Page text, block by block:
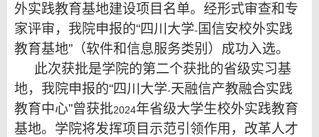
外实践教育基地建设项目名单。经形式审查和专
家评审，我院申报的“四川大学- 国信安校外实践
教育基地”（软件和信息服务类别）成功入选。
此次获批是学院的第二个获批的省级实习基
地，我院申报的“四川大学-天融信产教融合实践
教育中心”曾获批2024年省级大学生校外实践教育
基地。学院将发挥项目示范引领作用，改革人才